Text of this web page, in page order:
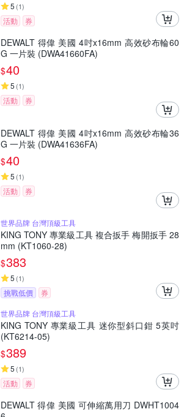
5 (1)
活動 券
DEWALT 得偉 美國 4吋x16mm 高效砂布輪60
G 一片裝 (DWA41660FA)
$40
5 (1)
活動 券
DEWALT 得偉 美國 4吋x16mm 高效砂布輪36
G 一片裝 (DWA41636FA)
$40
5 (1)
活動 券
世界品牌 台灣頂級工具
KING TONY 專業級工具 複合扳手 梅開扳手 28
mm (KT1060-28)
$383
5 (1)
挑戰低價
券
世界品牌 台灣頂級工具
KING TONY 專業級工具 迷你型斜口鉗 5英吋
(KT6214-05)
$389
5 (1)
活動 券
DEWALT 得偉 美國 可伸縮萬用刀 DWHT1004